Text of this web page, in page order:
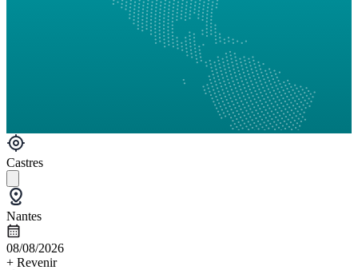
Castres
Nantes
08/08/2026
+ Revenir